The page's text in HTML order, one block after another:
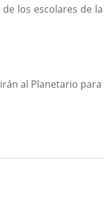
los escolares de
al Planetario